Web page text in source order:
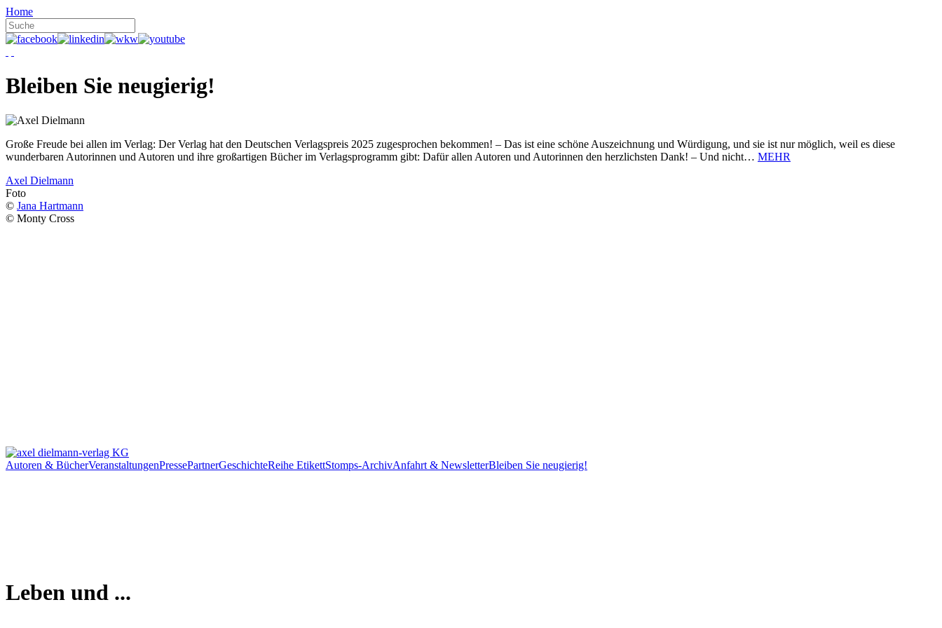
Home
Bleiben Sie neugierig!
Große Freude bei allen im Verlag: Der Verlag hat den Deutschen Verlagspreis 2025 zugesprochen bekommen! – Das ist eine schöne Auszeichnung und Würdigung, und sie ist nur möglich, weil es diese
wunderbaren Autorinnen und Autoren und ihre großartigen Bücher im Verlagsprogramm gibt: Dafür allen Autoren und Autorinnen den herzlichsten Dank! – Und nicht… MEHR
Axel Dielmann
Foto
© Jana Hartmann
© Monty Cross
Autoren & BücherVeranstaltungenPressePartnerGeschichteReihe EtikettStomps-ArchivAnfahrt & NewsletterBleiben Sie neugierig!
Leben und ...